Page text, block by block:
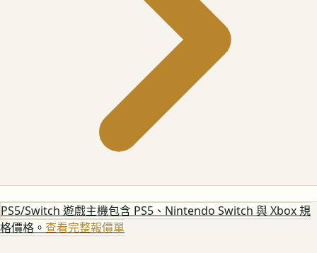
PS5/Switch 遊戲主機包含 PS5、Nintendo Switch 與 Xbox 規
格價格。 查看完整報價單